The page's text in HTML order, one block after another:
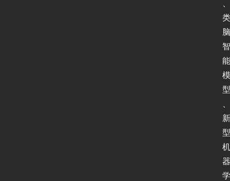
类
脑
智
能
模
型
新
型
机
器
学